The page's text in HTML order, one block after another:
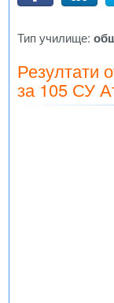
Тип училище:
Резултати
за 105 СУ